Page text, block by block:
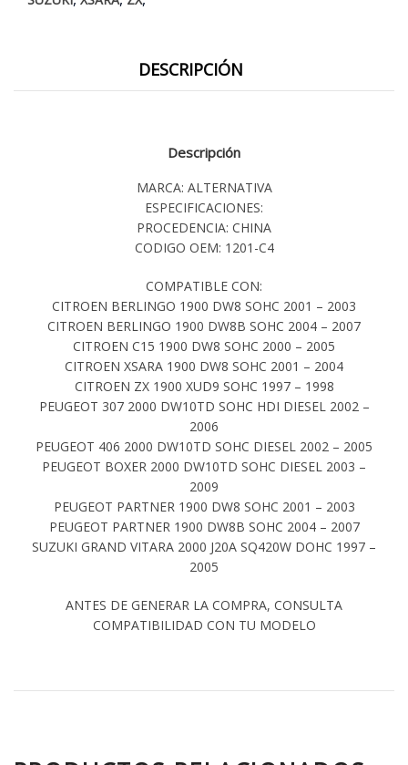
DESCRIPCIÓN
Descripción
MARCA: ALTERNATIVA
ESPECIFICACIONES:
PROCEDENCIA: CHINA
CODIGO OEM: 1201-C4
COMPATIBLE CON:
CITROEN BERLINGO 1900 DW8 SOHC 2001 – 2003
CITROEN BERLINGO 1900 DW8B SOHC 2004 – 2007
CITROEN C15 1900 DW8 SOHC 2000 – 2005
CITROEN XSARA 1900 DW8 SOHC 2001 – 2004
CITROEN ZX 1900 XUD9 SOHC 1997 – 1998
PEUGEOT 307 2000 DW10TD SOHC HDI DIESEL 2002 –
2006
PEUGEOT 406 2000 DW10TD SOHC DIESEL 2002 – 2005
PEUGEOT BOXER 2000 DW10TD SOHC DIESEL 2003 –
2009
PEUGEOT PARTNER 1900 DW8 SOHC 2001 – 2003
PEUGEOT PARTNER 1900 DW8B SOHC 2004 – 2007
SUZUKI GRAND VITARA 2000 J20A SQ420W DOHC 1997 –
2005
ANTES DE GENERAR LA COMPRA, CONSULTA
COMPATIBILIDAD CON TU MODELO